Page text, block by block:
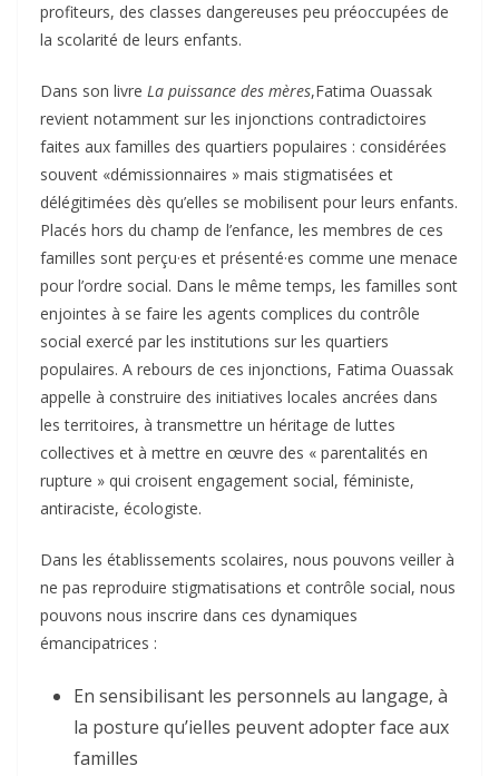
profiteurs, des classes dangereuses peu préoccupées de
la scolarité de leurs enfants.
Dans son livre La puissance des mères,Fatima Ouassak
revient notamment sur les injonctions contradictoires
faites aux familles des quartiers populaires : considérées
souvent «démissionnaires » mais stigmatisées et
délégitimées dès qu’elles se mobilisent pour leurs enfants.
Placés hors du champ de l’enfance, les membres de ces
familles sont perçu·es et présenté·es comme une menace
pour l’ordre social. Dans le même temps, les familles sont
enjointes à se faire les agents complices du contrôle
social exercé par les institutions sur les quartiers
populaires. A rebours de ces injonctions, Fatima Ouassak
appelle à construire des initiatives locales ancrées dans
les territoires, à transmettre un héritage de luttes
collectives et à mettre en œuvre des « parentalités en
rupture » qui croisent engagement social, féministe,
antiraciste, écologiste.
Dans les établissements scolaires, nous pouvons veiller à
ne pas reproduire stigmatisations et contrôle social, nous
pouvons nous inscrire dans ces dynamiques
émancipatrices :
En sensibilisant les personnels au langage, à
la posture qu’ielles peuvent adopter face aux
familles